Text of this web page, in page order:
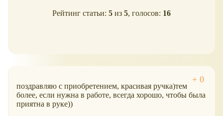
Рейтинг статьи: 5 из 5, голосов: 16
поздравляю с приобретением, красивая ручка)тем
более, если нужна в работе, всегда хорошо, чтобы была
приятна в руке))